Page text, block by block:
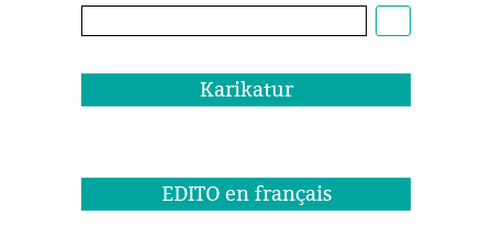
Karikatur
EDITO en français